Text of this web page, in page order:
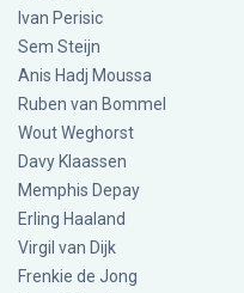
Ivan Perisic
Sem Steijn
Anis Hadj Moussa
Ruben van Bommel
Wout Weghorst
Davy Klaassen
Memphis Depay
Erling Haaland
Virgil van Dijk
Frenkie de Jong